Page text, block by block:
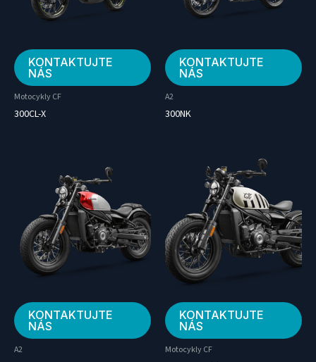
KONTAKTUJTE
NÁS
Motocykly CF
300CL-X
KONTAKTUJTE
NÁS
A2
300NK
KONTAKTUJTE
NÁS
A2
KONTAKTUJTE
NÁS
Motocykly CF